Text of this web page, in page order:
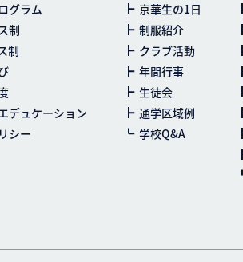
グラム
制
制
デュケーション
シー
京華生の1日
制服紹介
クラブ活動
年間行事
生徒会
通学区域例
学校Q&A